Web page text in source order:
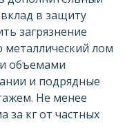
в защиту
загрязнение
металлический лом
объемами
и подрядные
Не менее
за кг от частных